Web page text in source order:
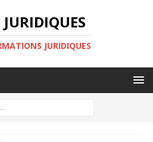
JURIDIQUES